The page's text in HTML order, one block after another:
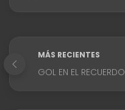
MÁS RECIENTES
GOL EN EL RECUERDO